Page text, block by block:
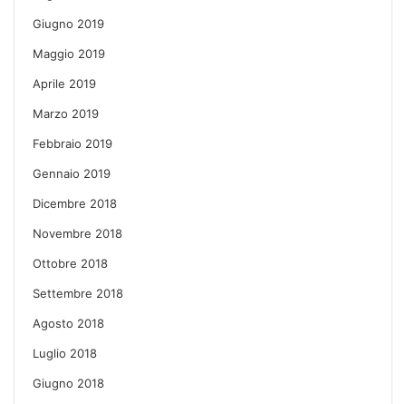
Giugno 2019
Maggio 2019
Aprile 2019
Marzo 2019
Febbraio 2019
Gennaio 2019
Dicembre 2018
Novembre 2018
Ottobre 2018
Settembre 2018
Agosto 2018
Luglio 2018
Giugno 2018